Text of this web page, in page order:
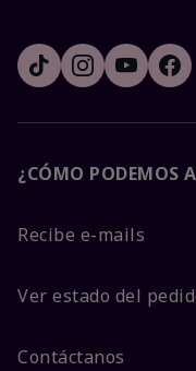
¿CÓMO PODEMOS
Recibe e-mails
Ver estado del
Contáctanos